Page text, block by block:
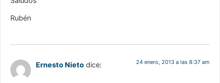
Rubén
Ernesto Nieto dice: 24 enero, 2013 a las 8:37 am